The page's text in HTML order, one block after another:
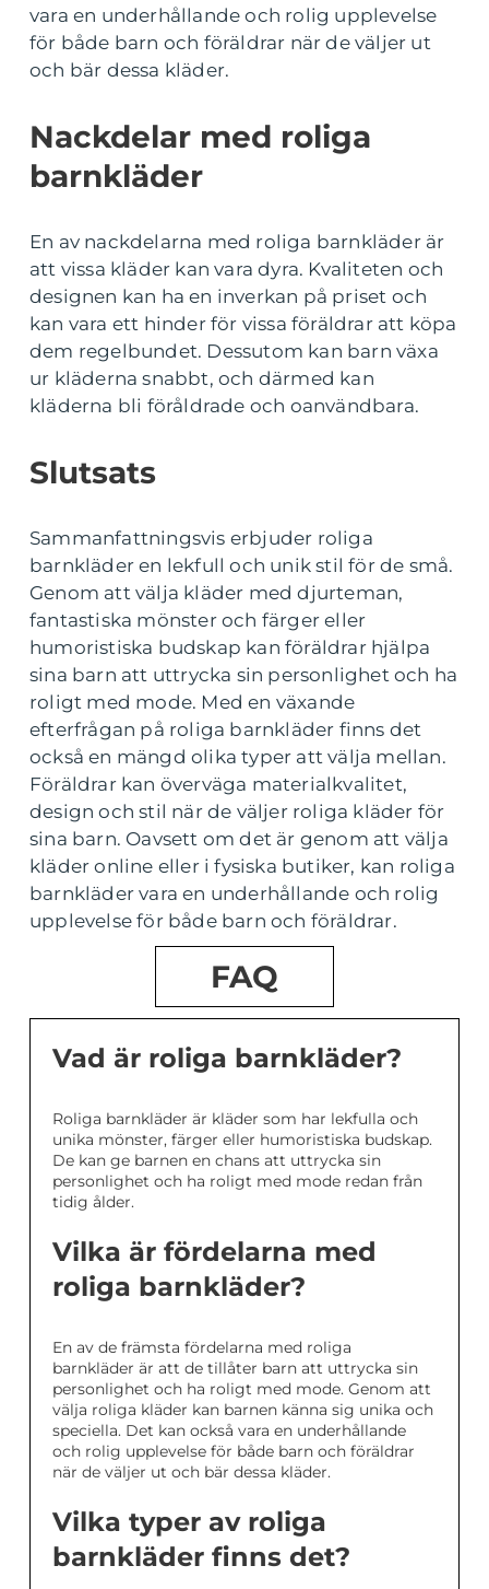
vara en underhållande och rolig upplevelse
för både barn och föräldrar när de väljer ut
och bär dessa kläder.
Nackdelar med roliga
barnkläder
En av nackdelarna med roliga barnkläder är
att vissa kläder kan vara dyra. Kvaliteten och
designen kan ha en inverkan på priset och
kan vara ett hinder för vissa föräldrar att köpa
dem regelbundet. Dessutom kan barn växa
ur kläderna snabbt, och därmed kan
kläderna bli föråldrade och oanvändbara.
Slutsats
Sammanfattningsvis erbjuder roliga
barnkläder en lekfull och unik stil för de små.
Genom att välja kläder med djurteman,
fantastiska mönster och färger eller
humoristiska budskap kan föräldrar hjälpa
sina barn att uttrycka sin personlighet och ha
roligt med mode. Med en växande
efterfrågan på roliga barnkläder finns det
också en mängd olika typer att välja mellan.
Föräldrar kan överväga materialkvalitet,
design och stil när de väljer roliga kläder för
sina barn. Oavsett om det är genom att välja
kläder online eller i fysiska butiker, kan roliga
barnkläder vara en underhållande och rolig
upplevelse för både barn och föräldrar.
FAQ
Vad är roliga barnkläder?
Roliga barnkläder är kläder som har lekfulla och
unika mönster, färger eller humoristiska budskap.
De kan ge barnen en chans att uttrycka sin
personlighet och ha roligt med mode redan från
tidig ålder.
Vilka är fördelarna med
roliga barnkläder?
En av de främsta fördelarna med roliga
barnkläder är att de tillåter barn att uttrycka sin
personlighet och ha roligt med mode. Genom att
välja roliga kläder kan barnen känna sig unika och
speciella. Det kan också vara en underhållande
och rolig upplevelse för både barn och föräldrar
när de väljer ut och bär dessa kläder.
Vilka typer av roliga
barnkläder finns det?